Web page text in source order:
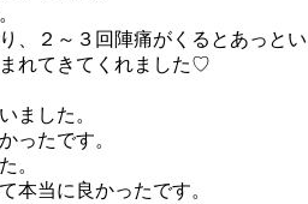
、２～３回陣痛がくるとあっとい
れてきてくれました♡
ました。
ったです。
。
本当に良かったです。